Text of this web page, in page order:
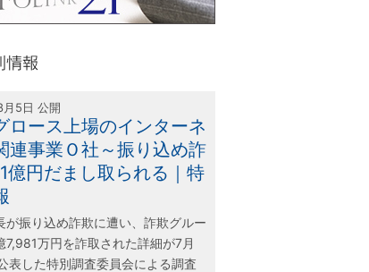
5日 公開
ロース上場のインターネ
連事業Ｏ社～振り込め詐
億円だまし取られる｜特
が振り込め詐欺に遭い、詐欺グルー
7,981万円を詐取された詳細が7月
表した特別調査委員会による調査